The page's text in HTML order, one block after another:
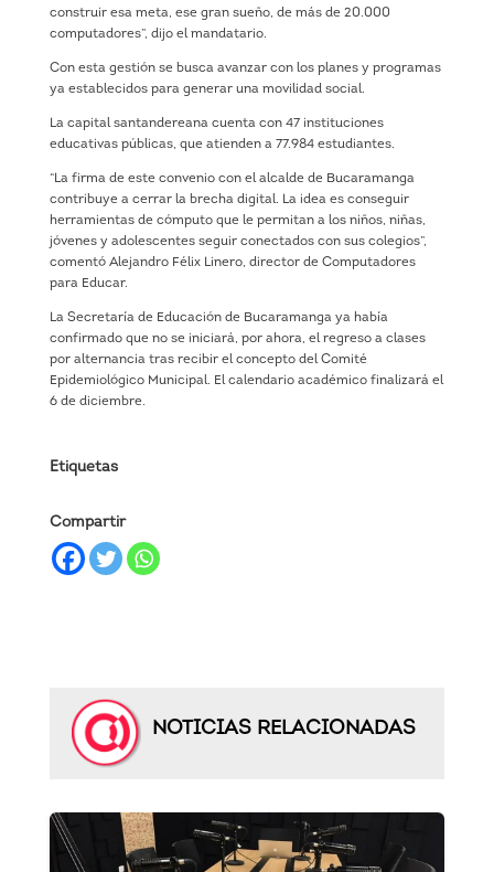
construir esa meta, ese gran sueño, de más de 20.000
computadores”, dijo el mandatario.
Con esta gestión se busca avanzar con los planes y programas
ya establecidos para generar una movilidad social.
La capital santandereana cuenta con 47 instituciones
educativas públicas, que atienden a 77.984 estudiantes.
“La firma de este convenio con el alcalde de Bucaramanga
contribuye a cerrar la brecha digital. La idea es conseguir
herramientas de cómputo que le permitan a los niños, niñas,
jóvenes y adolescentes seguir conectados con sus colegios”,
comentó Alejandro Félix Linero, director de Computadores
para Educar.
La Secretaría de Educación de Bucaramanga ya había
confirmado que no se iniciará, por ahora, el regreso a clases
por alternancia tras recibir el concepto del Comité
Epidemiológico Municipal. El calendario académico finalizará el
6 de diciembre.
Etiquetas
Compartir
NOTICIAS RELACIONADAS